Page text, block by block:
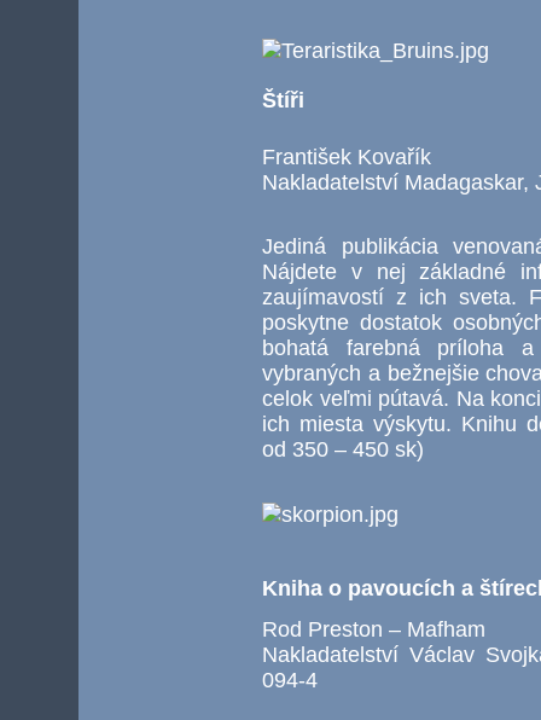
Štíři
František Kovařík
Nakladatelství Madagaskar,
Jediná publikácia
Nájdete v nej základné
zaujímavostí z ich sveta.
poskytne dostatok
bohatá farebná príloha
vybraných a bežnejšie
celok veľmi pútavá. Na
ich miesta výskytu. Knihu
od 350 – 450 sk)
Kniha o pavoucích a
Rod Preston – Mafham
Nakladatelství Václav
094-4